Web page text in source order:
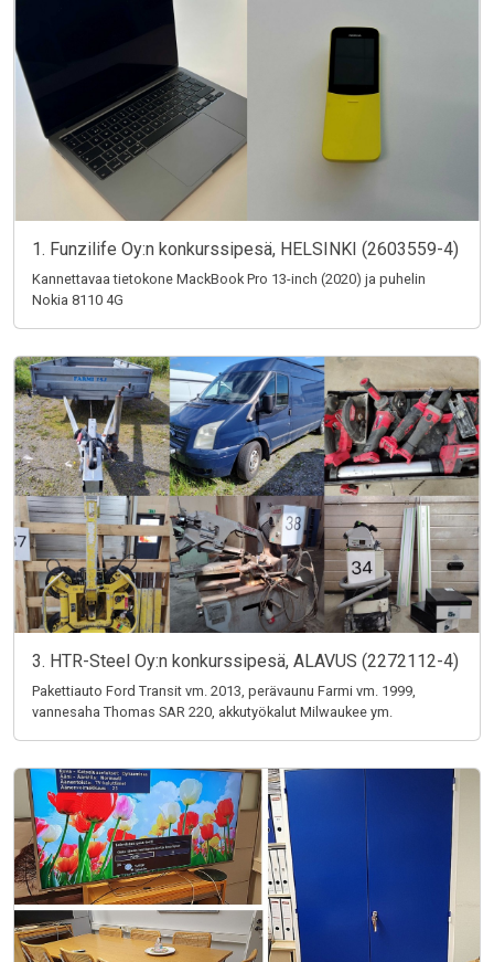
1. Funzilife Oy:n konkurssipesä, HELSINKI (2603559-4)
Kannettavaa tietokone MackBook Pro 13-inch (2020) ja puhelin
Nokia 8110 4G
3. HTR-Steel Oy:n konkurssipesä, ALAVUS (2272112-4)
Pakettiauto Ford Transit vm. 2013, perävaunu Farmi vm. 1999,
vannesaha Thomas SAR 220, akkutyökalut Milwaukee ym.